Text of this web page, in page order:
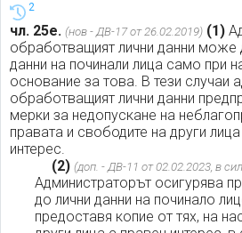
2
чл. 25е. (нов - ДВ-17 от 26.02.2019) (1)
обработващият лични данни може
данни на починали лица само при
основание за това. В тези случаи
обработващият лични данни
мерки за недопускане на
правата и свободите на други
интерес.
(2) (доп. - ДВ-11 от 02.02.2023, в
Администраторът осигурява
до лични данни на починало
предоставя копие от тях, на